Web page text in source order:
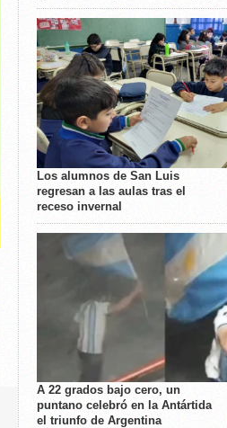
Los alumnos de San Luis
regresan a las aulas tras el
receso invernal
A 22 grados bajo cero, un
puntano celebró en la Antártida
el triunfo de Argentina